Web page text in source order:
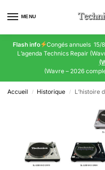
MENU
Flash info
Congés annuels 15/
L’agenda Technics Repair
(Wavre – 2026
Accueil / Historique / L’histoire